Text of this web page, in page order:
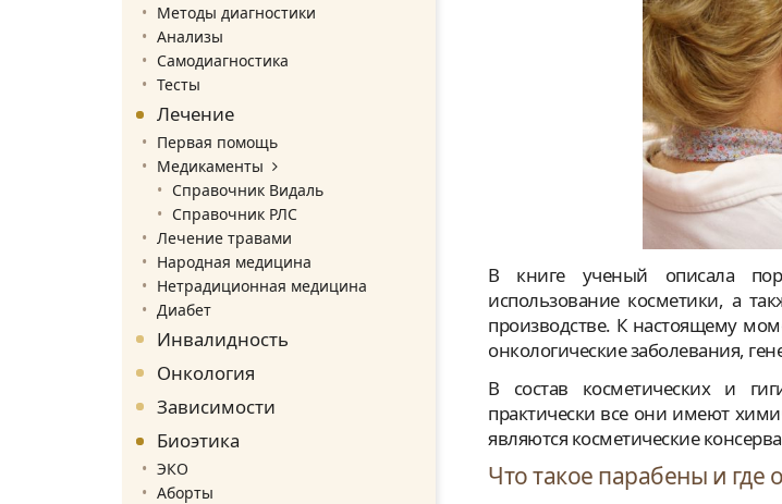
В книге ученый описала
использование косметики, а
производстве. К настоящему
онкологические заболевания,
В состав косметических и
практически все они имеют
являются косметические
Что такое парабены и где
Методы диагностики
Анализы
Самодиагностика
Тесты
Лечение
Первая помощь
Медикаменты
Справочник Видаль
Справочник РЛС
Лечение травами
Народная медицина
Нетрадиционная медицина
Диабет
Инвалидность
Онкология
Зависимости
Биоэтика
ЭКО
Аборты